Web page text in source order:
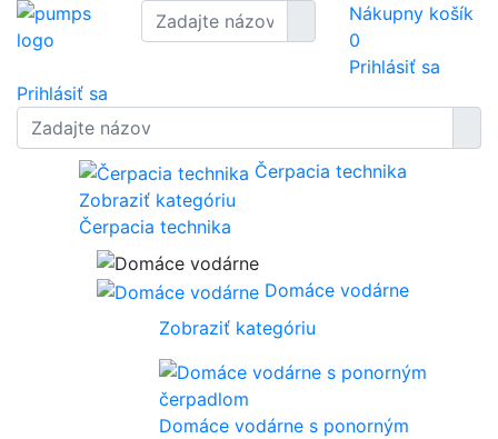
Nákupny košík
0
Prihlásiť sa
Prihlásiť sa
Čerpacia technika
Zobraziť kategóriu
Čerpacia technika
Domáce vodárne
Zobraziť kategóriu
Domáce vodárne s ponorným